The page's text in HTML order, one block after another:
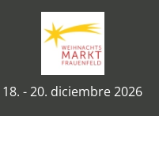
18. - 20. diciembre 2026